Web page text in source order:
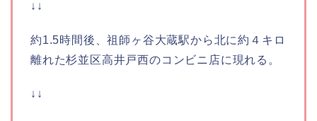
↓↓
約1.5時間後、祖師ヶ谷大蔵駅から北に約４キロ
離れた杉並区高井戸西のコンビニ店に現れる。
↓↓